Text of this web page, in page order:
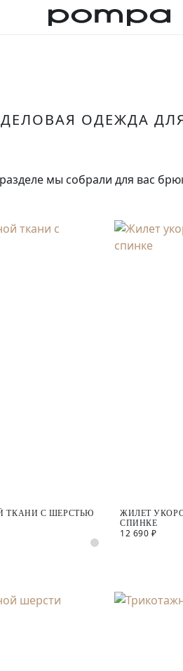
ДЕЛОВАЯ ОДЕЖДА
мы собрали для вас
ТКАНИ С ШЕРСТЬЮ
ЖИЛЕТ
СПИНКЕ
12 690 ₽